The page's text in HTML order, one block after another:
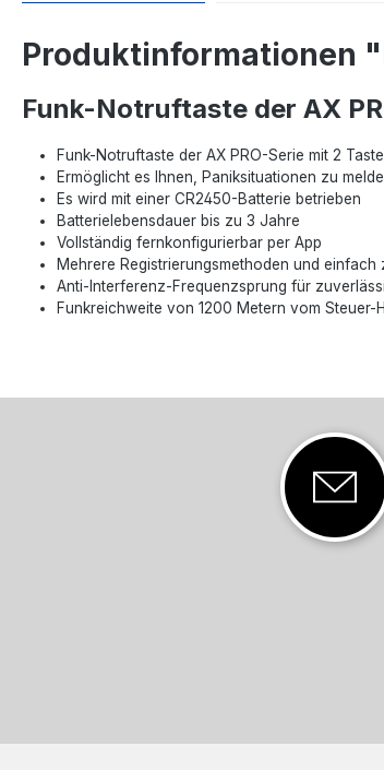
Produktinformationen
Funk-Notruftaste der AX
Funk-Notruftaste der AX PRO-Serie mit 2
Ermöglicht es Ihnen, Paniksituationen zu
Es wird mit einer CR2450-Batterie betrieben
Batterielebensdauer bis zu 3 Jahre
Vollständig fernkonfigurierbar per App
Mehrere Registrierungsmethoden und einfach
Anti-Interferenz-Frequenzsprung für
Funkreichweite von 1200 Metern vom Steuer-